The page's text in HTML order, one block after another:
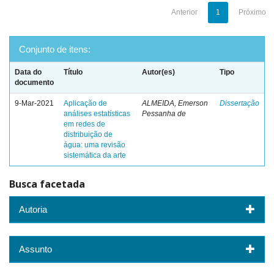
Anterior 1 Próximo
Conjunto de itens:
Data do
documento
Título Autor(es) Tipo
9-Mar-2021
Aplicação de
análises estatísticas
em redes de
distribuição de
água: uma revisão
sistemática da arte
ALMEIDA, Emerson
Pessanha de
Dissertação
Busca facetada
Autoria
Assunto